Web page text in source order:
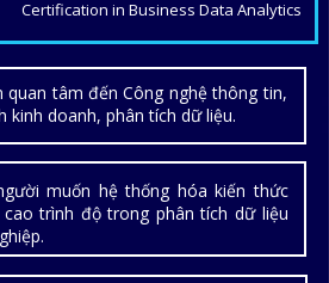
quan tâm đến Công nghệ thông tin,
kinh doanh, phân tích dữ liệu.
muốn hệ thống hóa kiến thức
cao trình độ trong phân tích dữ liệu
Certification in Business Data Analytics